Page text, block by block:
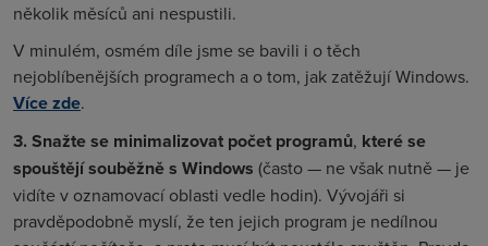
několik měsíců ani nespustili.
V minulém, osmém díle jsme se bavili i o těch
nejoblíbenějších programech a o tom, jak zatěžují Windows.
Více zde.
3. Snažte se minimalizovat počet programů, které se
spouštějí souběžně s Windows (často — ne však nutně — je
vidíte v oznamovací oblasti vedle hodin). Vývojáři si
pravděpodobně myslí, že ten jejich program je nedílnou